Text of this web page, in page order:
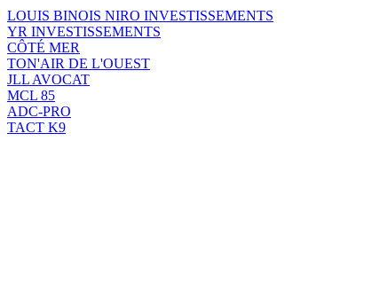
LOUIS BINOIS NIRO INVESTISSEMENTS
YR INVESTISSEMENTS
CÔTÉ MER
TON'AIR DE L'OUEST
JLL AVOCAT
MCL 85
ADC-PRO
TACT K9